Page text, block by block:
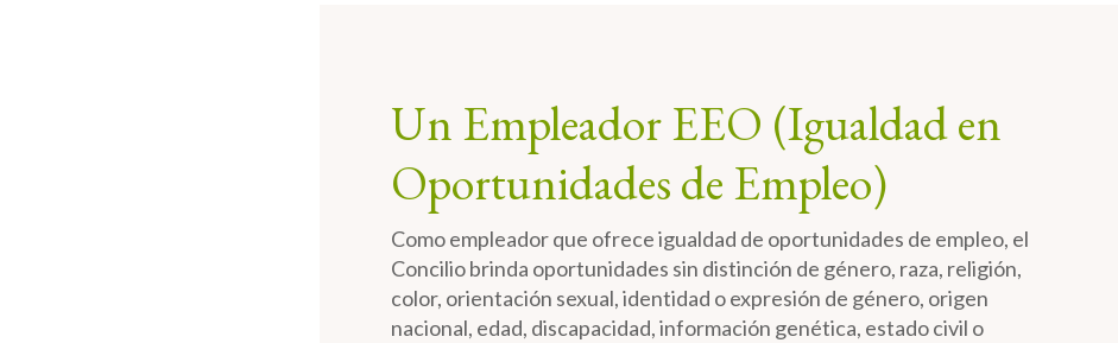
Un Empleador EEO (Igualdad en
Oportunidades de Empleo)
Como empleador que ofrece igualdad de oportunidades de empleo, el
Concilio brinda oportunidades sin distinción de género, raza, religión,
color, orientación sexual, identidad o expresión de género, origen
nacional, edad, discapacidad, información genética, estado civil o